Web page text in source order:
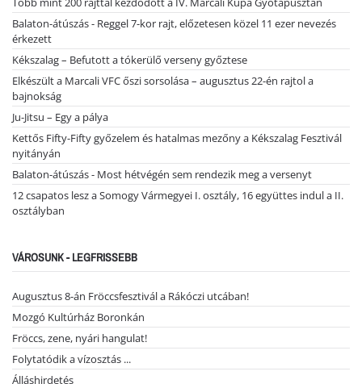
Balaton-átúszás - Reggel 7-kor rajt, előzetesen közel 11 ezer nevezés
érkezett
Kékszalag – Befutott a tókerülő verseny győztese
Elkészült a Marcali VFC őszi sorsolása – augusztus 22-én rajtol a
bajnokság
Ju-Jitsu – Egy a pálya
Kettős Fifty-Fifty győzelem és hatalmas mezőny a Kékszalag Fesztivál
nyitányán
Balaton-átúszás - Most hétvégén sem rendezik meg a versenyt
12 csapatos lesz a Somogy Vármegyei I. osztály, 16 együttes indul a II.
osztályban
VÁROSUNK - LEGFRISSEBB
Augusztus 8-án Fröccsfesztivál a Rákóczi utcában!
Mozgó Kultúrház Boronkán
Fröccs, zene, nyári hangulat!
Folytatódik a vízosztás ...
Álláshirdetés